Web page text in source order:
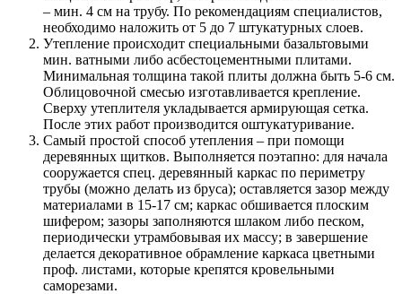
– мин. 4 см на трубу. По рекомендациям специалистов,
необходимо наложить от 5 до 7 штукатурных слоев.
Утепление происходит специальными базальтовыми
мин. ватными либо асбестоцементными плитами.
Минимальная толщина такой плиты должна быть 5-6 см.
Облицовочной смесью изготавливается крепление.
Сверху утеплителя укладывается армирующая сетка.
После этих работ производится оштукатуривание.
Самый простой способ утепления – при помощи
деревянных щитков. Выполняется поэтапно: для начала
сооружается спец. деревянный каркас по периметру
трубы (можно делать из бруса); оставляется зазор между
материалами в 15-17 см; каркас обшивается плоским
шифером; зазоры заполняются шлаком либо песком,
периодически утрамбовывая их массу; в завершение
делается декоративное обрамление каркаса цветными
проф. листами, которые крепятся кровельными
саморезами.